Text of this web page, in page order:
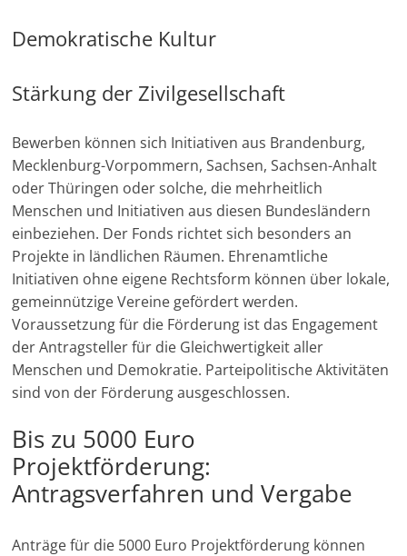
e
|
e
r
e
i
n
e
|
S
t
i
f
u
n
g
n
Demokratische Kultur
Stärkung der Zivilgesellschaft
Bewerben können sich Initiativen aus Brandenburg,
Mecklenburg-Vorpommern, Sachsen, Sachsen-Anhalt
oder Thüringen oder solche, die mehrheitlich
Menschen und Initiativen aus diesen Bundesländern
einbeziehen. Der Fonds richtet sich besonders an
Projekte in ländlichen Räumen. Ehrenamtliche
Initiativen ohne eigene Rechtsform können über lokale,
gemeinnützige Vereine gefördert werden.
Voraussetzung für die Förderung ist das Engagement
der Antragsteller für die Gleichwertigkeit aller
Menschen und Demokratie. Parteipolitische Aktivitäten
sind von der Förderung ausgeschlossen.
Bis zu 5000 Euro
Projektförderung:
Antragsverfahren und Vergabe
Anträge für die 5000 Euro Projektförderung können